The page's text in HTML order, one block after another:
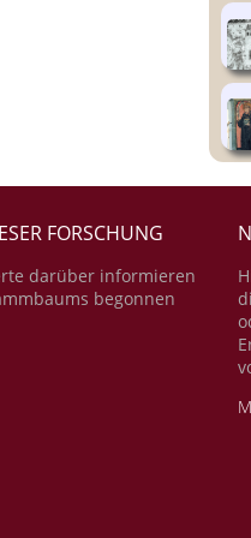
FORSCHUNG
darüber informieren
begonnen